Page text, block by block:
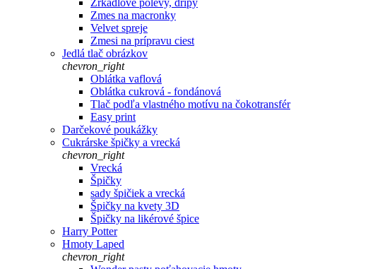
Zrkadlové polevy, dripy
Zmes na macronky
Velvet spreje
Zmesi na prípravu ciest
Jedlá tlač obrázkov
chevron_right
Oblátka vaflová
Oblátka cukrová - fondánová
Tlač podľa vlastného motívu na čokotransfér
Easy print
Darčekové poukážky
Cukrárske špičky a vrecká
chevron_right
Vrecká
Špičky
sady špičiek a vrecká
Špičky na kvety 3D
Špičky na likérové špice
Harry Potter
Hmoty Laped
chevron_right